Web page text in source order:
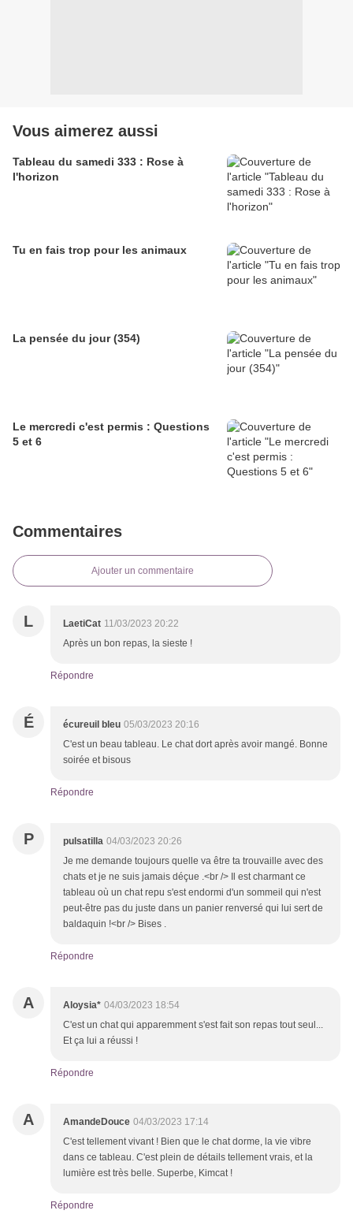
Vous aimerez aussi
Tableau du samedi 333 : Rose à
l'horizon
Tu en fais trop pour les animaux
La pensée du jour (354)
Le mercredi c'est permis : Questions
5 et 6
Commentaires
Ajouter un commentaire
L LaetiCat 11/03/2023 20:22
Après un bon repas, la sieste !
Répondre
É écureuil bleu 05/03/2023 20:16
C'est un beau tableau. Le chat dort après avoir mangé. Bonne
soirée et bisous
Répondre
P pulsatilla 04/03/2023 20:26
Je me demande toujours quelle va être ta trouvaille avec des
chats et je ne suis jamais déçue .<br /> Il est charmant ce
tableau où un chat repu s'est endormi d'un sommeil qui n'est
peut-être pas du juste dans un panier renversé qui lui sert de
baldaquin !<br /> Bises .
Répondre
A Aloysia* 04/03/2023 18:54
C'est un chat qui apparemment s'est fait son repas tout seul...
Et ça lui a réussi !
Répondre
A AmandeDouce 04/03/2023 17:14
C'est tellement vivant ! Bien que le chat dorme, la vie vibre
dans ce tableau. C'est plein de détails tellement vrais, et la
lumière est très belle. Superbe, Kimcat !
Répondre